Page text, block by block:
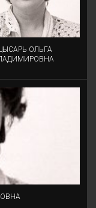
ОЛЬГА